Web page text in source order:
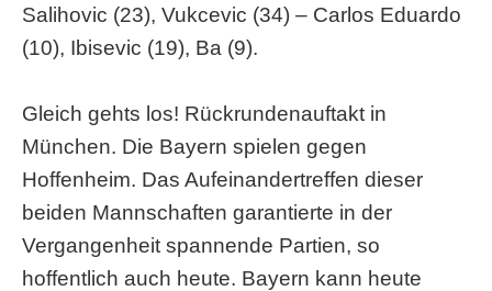
Salihovic (23), Vukcevic (34) – Carlos Eduardo
(10), Ibisevic (19), Ba (9).
Gleich gehts los! Rückrundenauftakt in
München. Die Bayern spielen gegen
Hoffenheim. Das Aufeinandertreffen dieser
beiden Mannschaften garantierte in der
Vergangenheit spannende Partien, so
hoffentlich auch heute. Bayern kann heute